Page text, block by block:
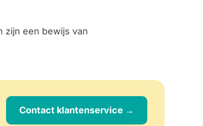
zijn een bewijs van
Contact klantenservice →